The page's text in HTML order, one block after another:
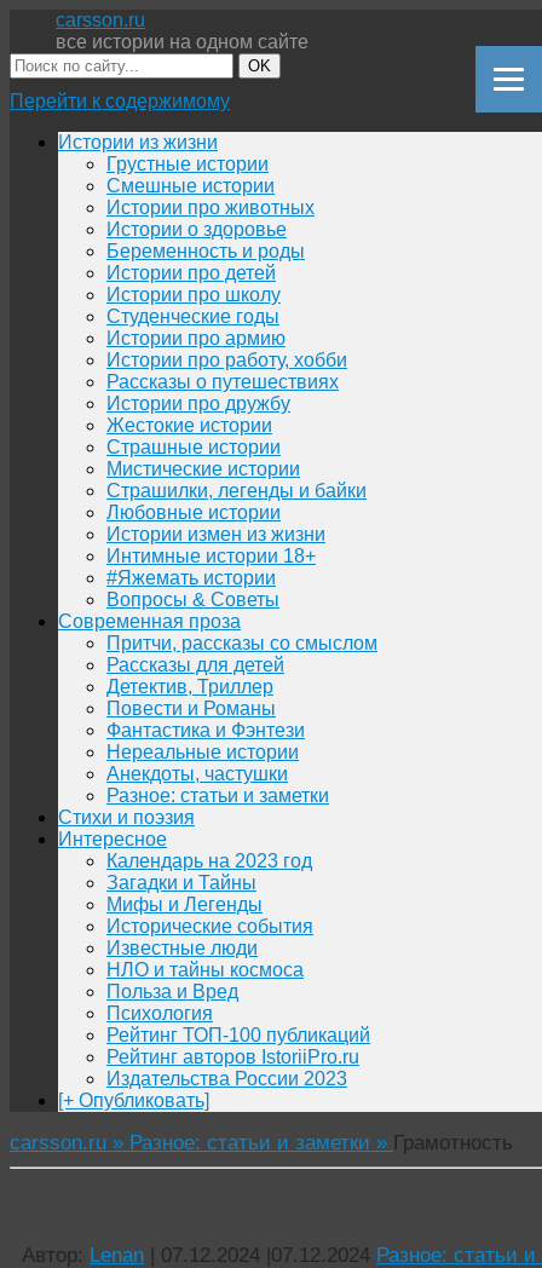
carsson.ru
все истории на одном сайте
OK
Перейти к содержимому
Истории из жизни
Грустные истории
Смешные истории
Истории про животных
Истории о здоровье
Беременность и роды
Истории про детей
Истории про школу
Студенческие годы
Истории про армию
Истории про работу, хобби
Рассказы о путешествиях
Истории про дружбу
Жестокие истории
Страшные истории
Мистические истории
Страшилки, легенды и байки
Любовные истории
Истории измен из жизни
Интимные истории 18+
#Яжемать истории
Вопросы & Советы
Современная проза
Притчи, рассказы со смыслом
Рассказы для детей
Детектив, Триллер
Повести и Романы
Фантастика и Фэнтези
Нереальные истории
Анекдоты, частушки
Разное: статьи и заметки
Стихи и поэзия
Интересное
Календарь на 2023 год
Загадки и Тайны
Мифы и Легенды
Исторические события
Известные люди
НЛО и тайны космоса
Польза и Вред
Психология
Рейтинг ТОП-100 публикаций
Рейтинг авторов IstoriiPro.ru
Издательства России 2023
[+ Опубликовать]
carsson.ru » Разное: статьи и заметки » Грамотность
Автор: Lenan | 07.12.2024 |07.12.2024 Разное: статьи и